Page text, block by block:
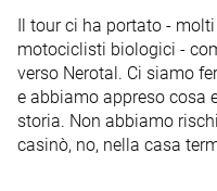
Il tour ci ha portato -
motociclisti biologici -
verso Nerotal. Ci siamo
e abbiamo appreso cosa
storia. Non abbiamo
casinò, no, nella casa